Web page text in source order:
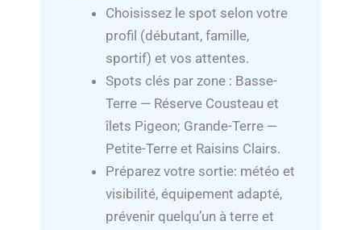
Choisissez le spot selon votre
profil (débutant, famille,
sportif) et vos attentes.
Spots clés par zone : Basse-
Terre — Réserve Cousteau et
îlets Pigeon; Grande-Terre —
Petite-Terre et Raisins Clairs.
Préparez votre sortie: météo et
visibilité, équipement adapté,
prévenir quelqu’un à terre et